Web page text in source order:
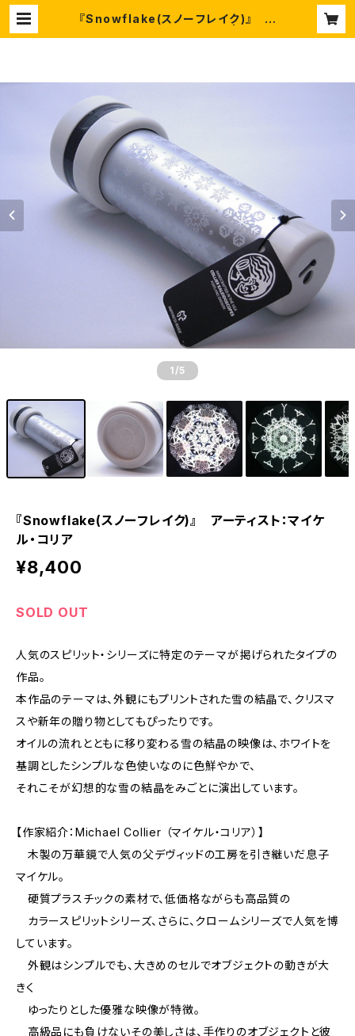
『Snowflake(スノーフレイク)』 ア
1 /5
『Snowflake(スノーフレイク)』 アーティスト：マイケ
ル・コリア
¥8,400
SOLD OUT
人気のスピリット・シリーズに特定のテーマが掲げられたタイプの
作品。
本作品のテーマは、外観にもプリントされた雪の結晶で、クリスマ
スや新年の贈り物としてもぴったりです。
オイルの流れとともに移り変わる雪の結晶の映像は、ホワイトを
基調としたシンプルな色使いなのに色鮮やかで、
それこそが幻想的な雪の結晶をみごとに演出しています。
【作家紹介：Michael Collier （マイケル・コリア）】
木製の万華鏡で人気の父デヴィッドの工房を引き継いだ息子
マイケル。
硬質プラスチックの素材で、低価格ながらも高品質の
カラースピリットシリーズ、さらに、クロームシリーズで人気を博
しています。
外観はシンプルでも、大きめのセルでオブジェクトの動きが大
きく
ゆったりとした優雅な映像が特徴。
高級品にも負けないその美しさは、手作りのオブジェクトと彼